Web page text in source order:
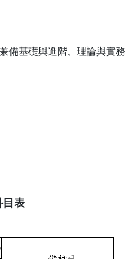
備基礎與進階、理論與實
目表